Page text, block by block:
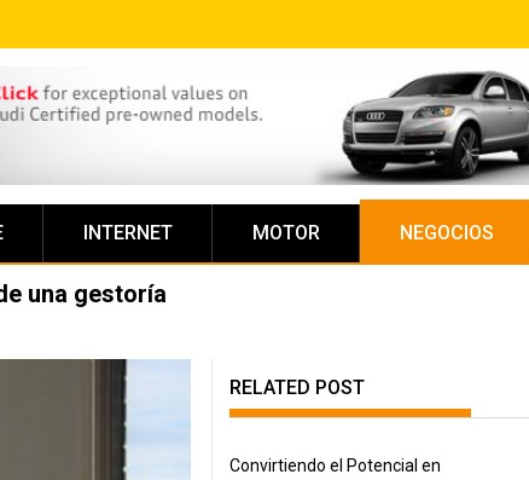
una prótesis capilar por primera vez
INTERNET MOTOR NEGOCIOS
una gestoría
RELATED POST
Convirtiendo el Potencial en